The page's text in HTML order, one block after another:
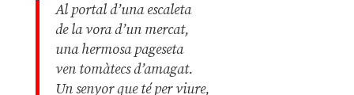
Al portal d’una escaleta
de la vora d’un mercat,
una hermosa pageseta
ven tomàtecs d’amagat.
Un senyor que té per viure,